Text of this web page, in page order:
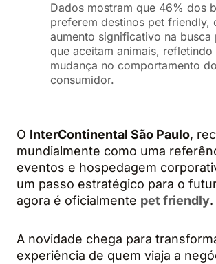
Dados mostram que 46% dos
preferem destinos pet friendly,
aumento significativo na busca
que aceitam animais, refletindo
mudança no comportamento do
consumidor.
O InterContinental São Paulo,
mundialmente como uma
eventos e hospedagem
um passo estratégico para o
agora é oficialmente pet friendly.
A novidade chega para
experiência de quem viaja a